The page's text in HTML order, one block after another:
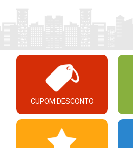
CUPOM DESCONTO